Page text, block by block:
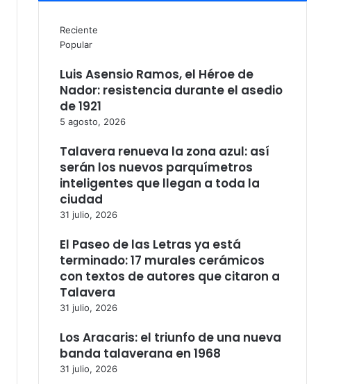
Reciente
Popular
Luis Asensio Ramos, el Héroe de
Nador: resistencia durante el asedio
de 1921
5 agosto, 2026
Talavera renueva la zona azul: así
serán los nuevos parquímetros
inteligentes que llegan a toda la
ciudad
31 julio, 2026
El Paseo de las Letras ya está
terminado: 17 murales cerámicos
con textos de autores que citaron a
Talavera
31 julio, 2026
Los Aracaris: el triunfo de una nueva
banda talaverana en 1968
31 julio, 2026